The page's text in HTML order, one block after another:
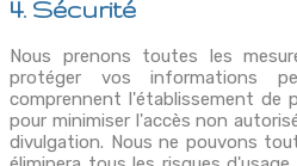
4. Sécurité
Nous prenons toutes les
protéger vos informations
comprennent l'établissement de
pour minimiser l'accès non
divulgation. Nous ne pouvons